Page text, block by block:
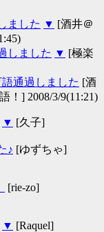
ました ▼ [酒井＠
しました ▼ [極楽
通過しました [酒
！] 2008/3/9(11:21)
▼ [久子]
♪ [ゆずちゃ]
[rie-zo]
▼ [Raquel]